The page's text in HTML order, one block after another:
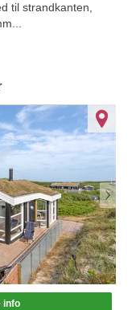
til strandkanten,
info